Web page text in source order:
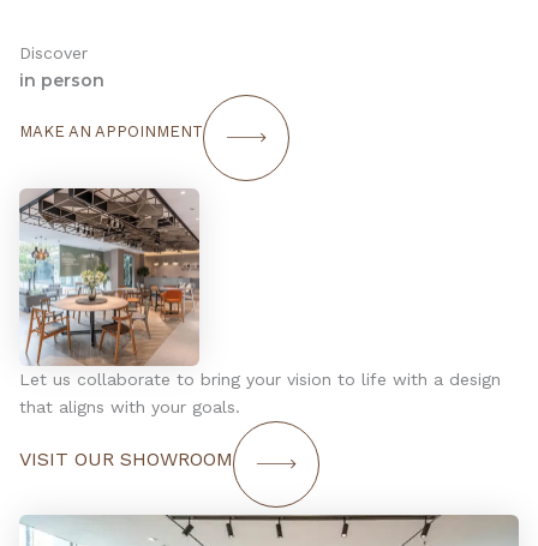
Discover
in person
MAKE AN APPOINMENT
Let us collaborate to bring your vision to life with a design
that aligns with your goals.
VISIT OUR SHOWROOM